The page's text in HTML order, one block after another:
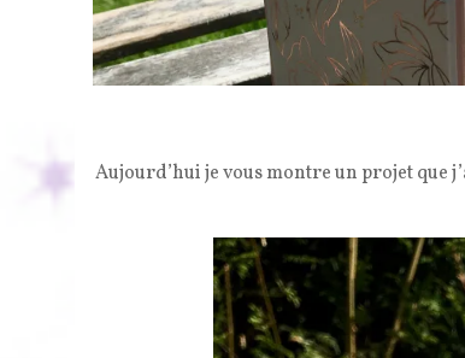
Aujourd’hui je vous montre un projet que